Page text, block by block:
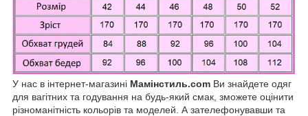
У нас в інтернет-магазині Мамінстиль.com Ви знайдете одяг
для вагітних та годування на будь-який смак, зможете оцінити
різноманітність кольорів та моделей. А зателефонувавши та